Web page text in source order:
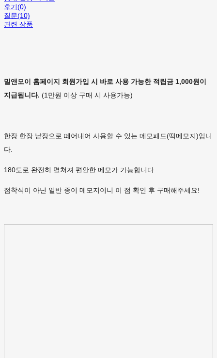
후기(0)
질문(10)
관련 상품
밀앤모이 홈페이지 회원가입 시 바로 사용 가능한 적립금 1,000원이
지급됩니다. (1만원 이상 구매 시 사용가능)
한장 한장 낱장으로 떼어내어 사용할 수 있는 메모패드(떡메모지)입니
다.
180도로 완전히 펼쳐져 편안한 메모가 가능합니다
점착식이 아닌 일반 종이 메모지이니 이 점 확인 후 구매해주세요!